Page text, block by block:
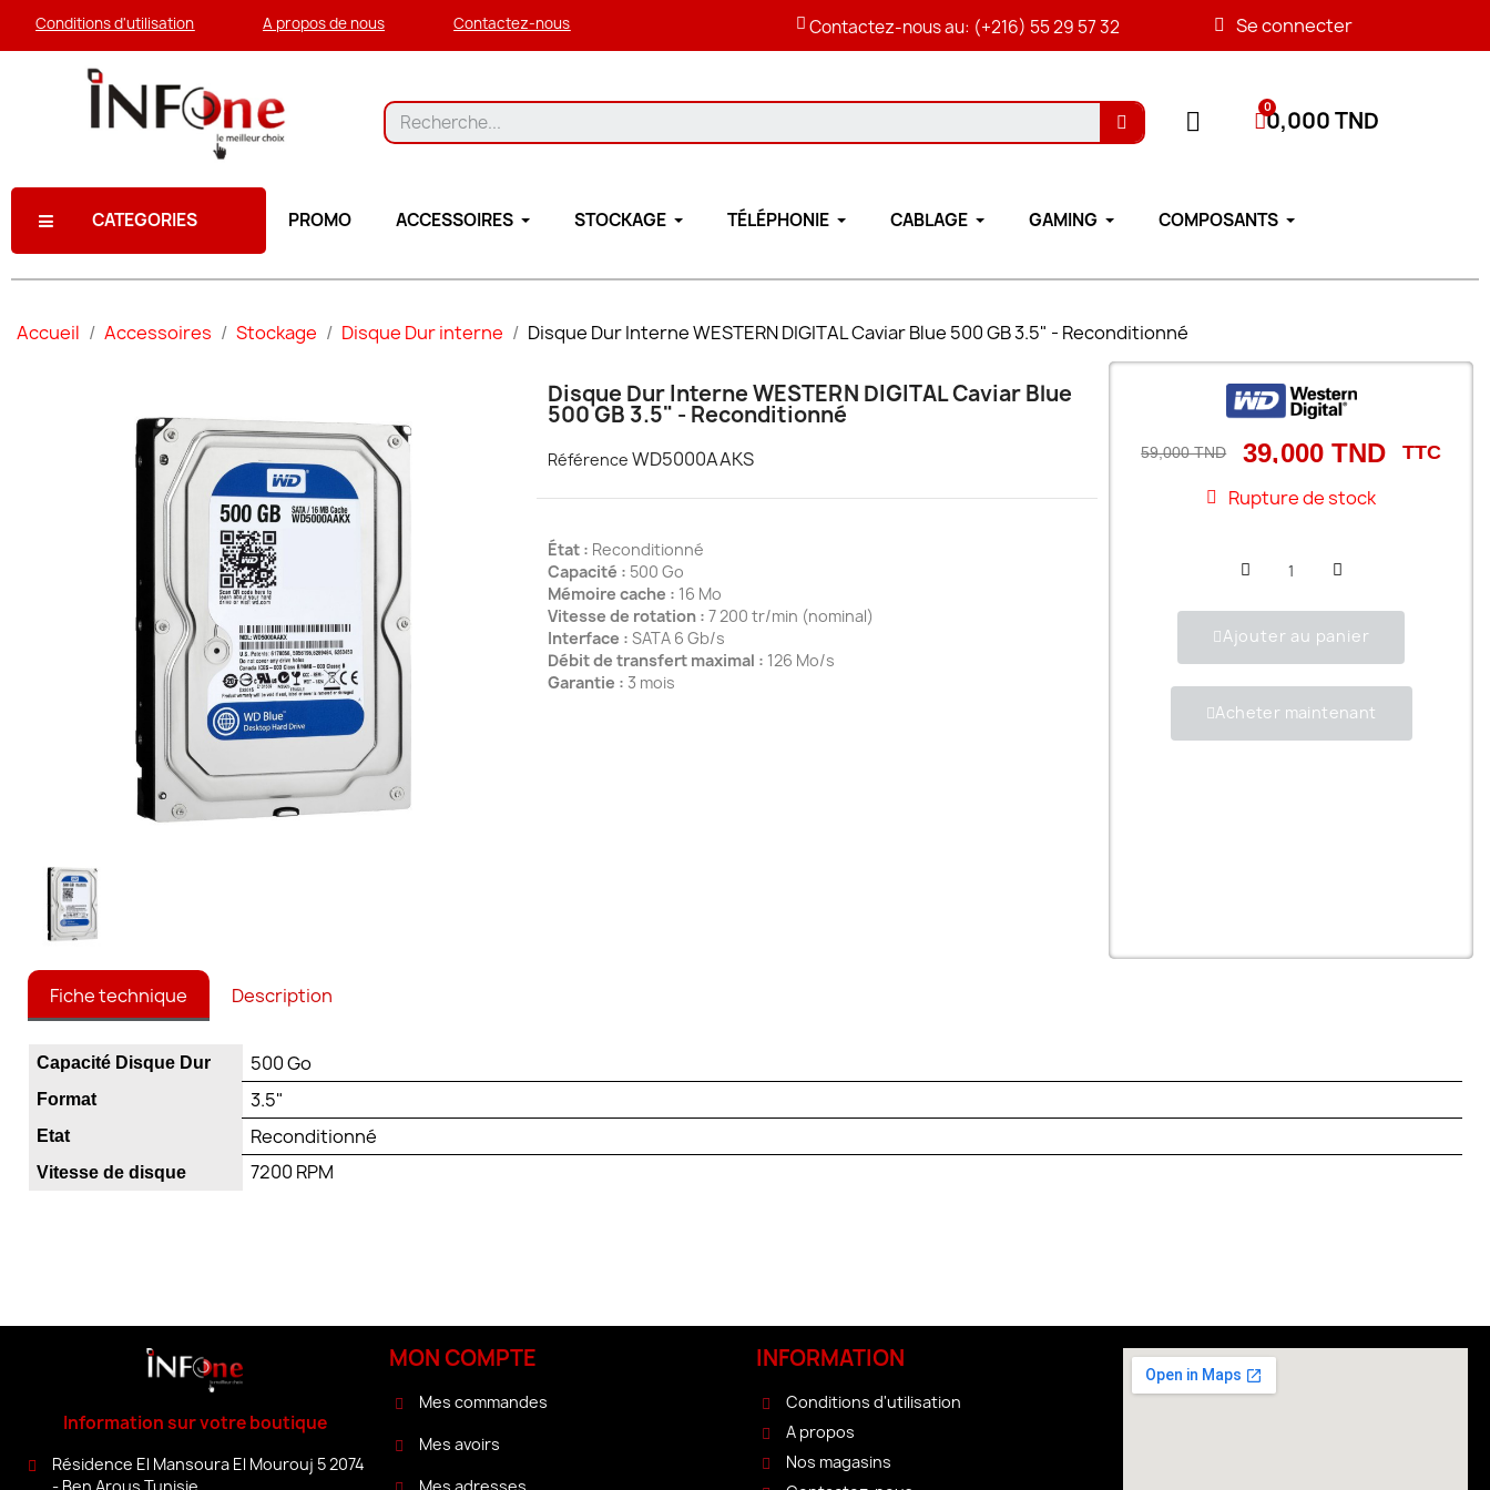
Conditions d'utilisation A propos de nous Contactez-nous Contactez-nous au: (+216) 55 29 57 32 Se connecter
0,000 TND
CATEGORIES PROMO ACCESSOIRES STOCKAGE TÉLÉPHONIE CABLAGE GAMING COMPOSANTS
Accueil Accessoires Stockage Disque Dur interne Disque Dur Interne WESTERN DIGITAL Caviar Blue 500 GB 3.5" - Reconditionné
Disque Dur Interne WESTERN DIGITAL Caviar Blue
500 GB 3.5" - Reconditionné
Référence WD5000AAKS
État : Reconditionné
Capacité : 500 Go
Mémoire cache : 16 Mo
Vitesse de rotation : 7 200 tr/min (nominal)
Interface : SATA 6 Gb/s
Débit de transfert maximal : 126 Mo/s
Garantie : 3 mois
59,000 TND 39,000 TND TTC
Rupture de stock
Ajouter au panier
Acheter maintenant
Fiche technique Description
Capacité Disque Dur 500 Go
Format 3.5"
Etat Reconditionné
Vitesse de disque 7200 RPM
Information sur votre boutique
Résidence El Mansoura El Mourouj 5 2074
MON COMPTE
Mes commandes
Mes avoirs
Mes adresses
INFORMATION
Conditions d'utilisation
A propos
Nos magasins